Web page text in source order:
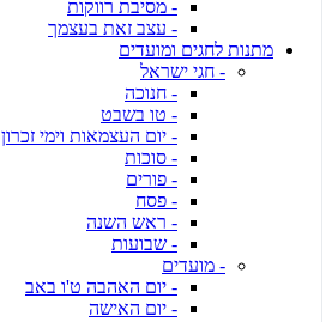
- מסיבת רווקות
- עצב זאת בעצמך
מתנות לחגים ומועדים
- חגי ישראל
- חנוכה
- טו בשבט
- יום העצמאות וימי זכרון
- סוכות
- פורים
- פסח
- ראש השנה
- שבועות
- מועדים
- יום האהבה ט'ו באב
- יום האישה